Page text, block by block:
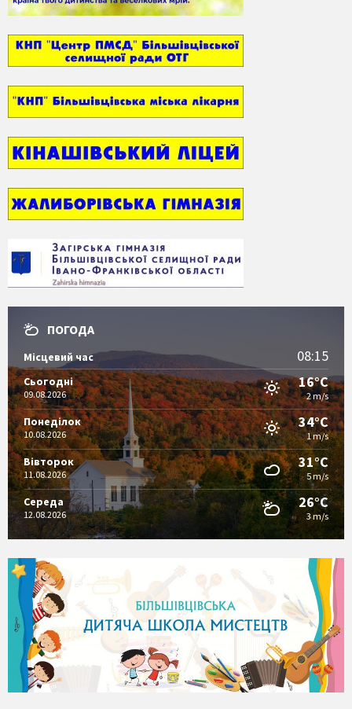
ПОГОДА
Місцевий час 08:15
Сьогодні
09.08.2026
16°C
2 m/s
Понеділок
10.08.2026
34°C
1 m/s
Вівторок
11.08.2026
31°C
5 m/s
Середа
12.08.2026
26°C
3 m/s